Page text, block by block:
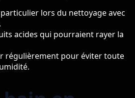
lors du nettoyage avec
acides qui pourraient rayer la
régulièrement pour éviter toute